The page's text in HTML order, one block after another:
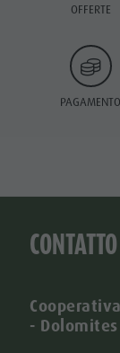
OFFERTE
PAGAMENTO
CONTATTO
- Dolomites